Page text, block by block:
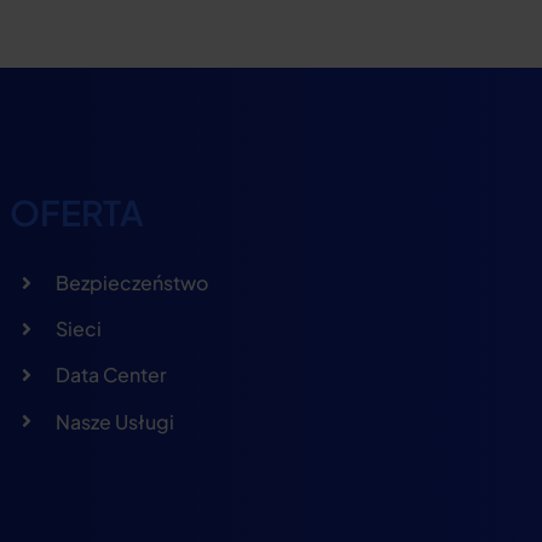
OFERTA
Bezpieczeństwo
Sieci
Data Center
Nasze Usługi